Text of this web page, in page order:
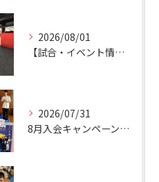
2026/08/01
【試合・イベント情報】 8/1更新 お盆休み
2026/07/31
8月入会キャンペーン実施